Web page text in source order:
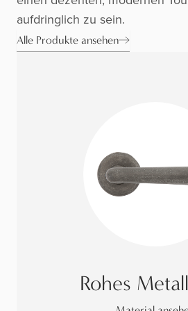
aufdringlich zu sein.
Alle Produkte ansehen
Rohes